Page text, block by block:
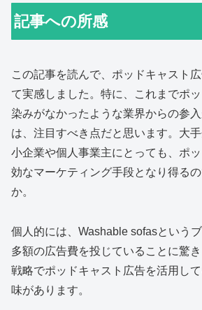
記事への所感
この記事を読んで、ポッドキャスト
て実感しました。特に、これまでポ
染みがなかったような業界からの参
は、注目すべき点だと思います。大
小企業や個人事業主にとっても、ポ
効なマーケティング手段となり得る
か。
個人的には、Washable sofasという
多額の広告費を投じていることに驚
戦略でポッドキャスト広告を活用し
味があります。